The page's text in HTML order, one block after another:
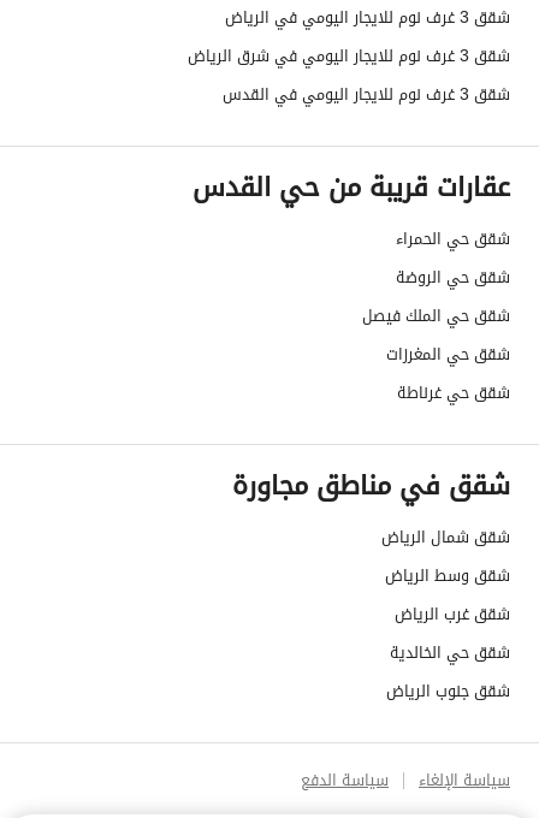
شقق 3 غرف نوم للايجار اليومي في الرياض
شقق 3 غرف نوم للايجار اليومي في شرق الرياض
شقق 3 غرف نوم للايجار اليومي في القدس
عقارات قريبة من حي القدس
شقق حي الحمراء
شقق حي الروضة
شقق حي الملك فيصل
شقق حي المغرزات
شقق حي غرناطة
شقق في مناطق مجاورة
شقق شمال الرياض
شقق وسط الرياض
شقق غرب الرياض
شقق حي الخالدية
شقق جنوب الرياض
سياسة الإلغاء سياسة الدفع